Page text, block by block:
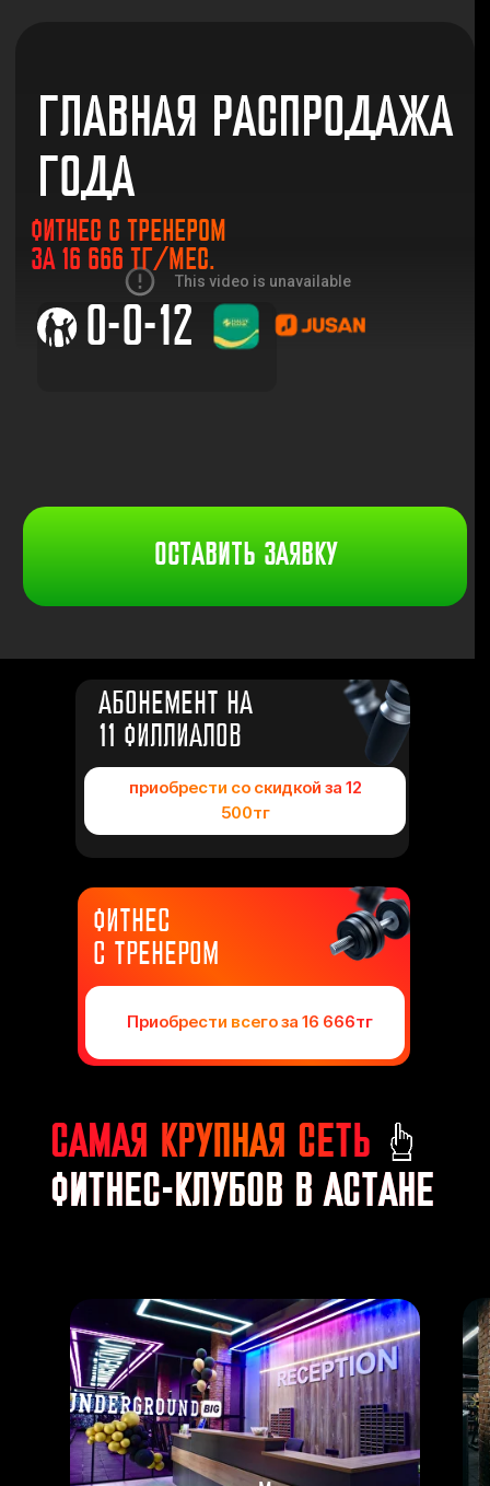
ГЛАВНАЯ РАСПРОДАЖА
ГОДА
ФИТНЕС С ТРЕНЕРОМ
ЗА 16 666 ТГ/МЕС.
0-0-12
ФИТНЕС
С ТРЕНЕРОМ
Приобрести всего за 16 666тг
АБОНЕМЕНТ НА
11 ФИЛЛИАЛОВ
приобрести со скидкой за 12
500тг
САМАЯ КРУПНАЯ СЕТЬ
ФИТНЕС-КЛУБОВ В АСТАНЕ
МЫ ЗАБОТИМСЯ О ВАС